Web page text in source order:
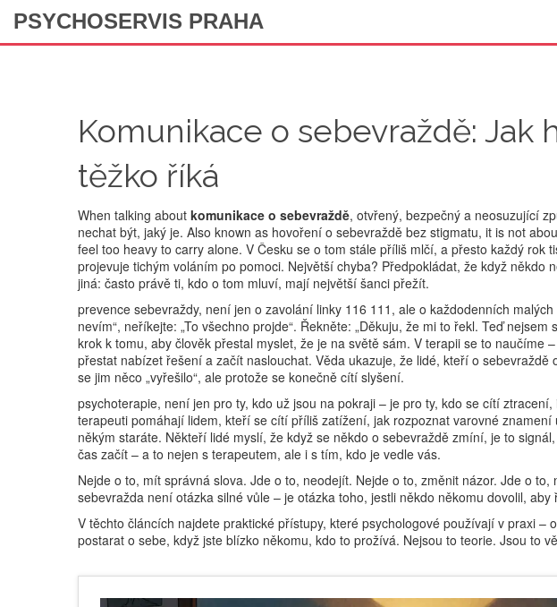
PSYCHOSERVIS PRAHA
Komunikace o sebevraždě: Jak
těžko říká
When talking about komunikace o sebevraždě, otvřený, bezpečný a neosuzující
nechat být, jaký je. Also known as hovoření o sebevraždě bez stigmatu, it is not
feel too heavy to carry alone. V Česku se o tom stále příliš mlčí, a přesto každý rok
projevuje tichým voláním po pomoci. Největší chyba? Předpokládat, že když někdo
jiná: často právě ti, kdo o tom mluví, mají největší šanci přežít.
prevence sebevraždy, není jen o zavolání linky 116 111, ale o každodenních
nevím“, neříkejte: „To všechno projde“. Řekněte: „Děkuju, že mi to řekl. Teď
krok k tomu, aby člověk přestal myslet, že je na světě sám. V terapii se to naučíme
přestat nabízet řešení a začít naslouchat. Věda ukazuje, že lidé, kteří o
se jim něco „vyřešilo“, ale protože se konečně cítí slyšení.
psychoterapie, není jen pro ty, kdo už jsou na pokraji – je pro ty, kdo se cítí
terapeuti pomáhají lidem, kteří se cítí příliš zatížení, jak rozpoznat varovné
někým staráte. Někteří lidé myslí, že když se někdo o sebevraždě zmíní, je to
čas začít – a to nejen s terapeutem, ale i s tím, kdo je vedle vás.
Nejde o to, mít správná slova. Jde o to, neodejít. Nejde o to, změnit názor. Jde o
sebevražda není otázka silné vůle – je otázka toho, jestli někdo někomu dovolil, aby
V těchto článcích najdete praktické přístupy, které psychologové používají v praxi
postarat o sebe, když jste blízko někomu, kdo to prožívá. Nejsou to teorie. Jsou to